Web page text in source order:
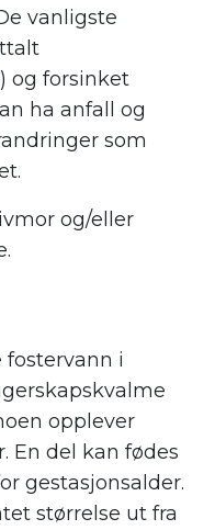
vanligste
og forsinket
ha anfall og
som
og/eller
i
opplever
En del kan fødes
gestasjonsalder.
størrelse ut fra